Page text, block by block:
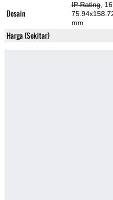
Desain
IP Rating,
mm
Harga (Sekitar)